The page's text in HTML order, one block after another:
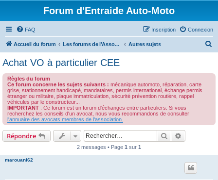
Forum d'Entraide Auto-Moto
FAQ Connexion
Inscription
Accueil du forum Les forums de l'Association des Avocats de l'Automobile Autres sujets
h
Achat VO à particulier CEE
Règles du forum
Ce forum concerne les sujets suivants : mécanique automoto, réparation, carte
grise, stationnement handicapé, mandataires, permis international, échange permis
étranger ou militaire, plaque immatriculation, sécurité prévention routière, rappel
véhicules par le constructeur...
IMPORTANT : Ce forum est un forum d'échanges entre particuliers. Si vous
recherchez les conseils d'un avocat, nous vous recommandons de consulter
l'annuaire des avocats membres de l'association.
Répondre Rechercher
2 messages • Page 1 sur 1
marouani62